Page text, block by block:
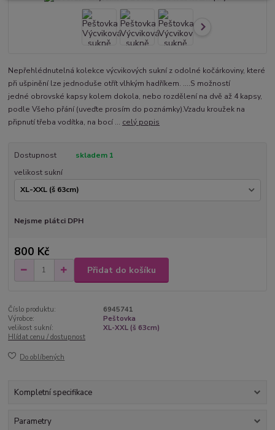
Nepřehlédnutelná kolekce výcvikových sukní z odolné kočárkoviny, které
při ušpinění lze jednoduše otřít vlhkým hadříkem. ....S možností
jedné obrovské kapsy kolem dokola, nebo rozdělení na dvě až 4 kapsy,
podle Všeho přání (uveďte prosím do poznámky).Vzadu kroužek na
připnutí třeba vodítka, na bocí ... celý popis
Dostupnost
skladem 1
velikost sukní
Nejsme plátci DPH
800 Kč
Přidat do košíku
Číslo produktu:
6945741
Výrobce:
Peštovka
velikost sukní:
XL-XXL (š 63cm)
Hlídat cenu / dostupnost
Do oblíbených
Kompletní specifikace
Parametry